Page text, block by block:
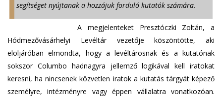
segítséget nyújtanak a hozzájuk forduló kutatók számára.
A megjelenteket Presztóczki Zoltán, a
Hódmezővásárhelyi Levéltár vezetője köszöntötte, aki
elöljáróban elmondta, hogy a levéltárosnak és a kutatónak
sokszor Columbo hadnagyra jellemző logikával kell iratokat
keresni, ha nincsenek közvetlen iratok a kutatás tárgyát képező
személyre, intézményre vagy éppen vállalatra vonatkozóan.